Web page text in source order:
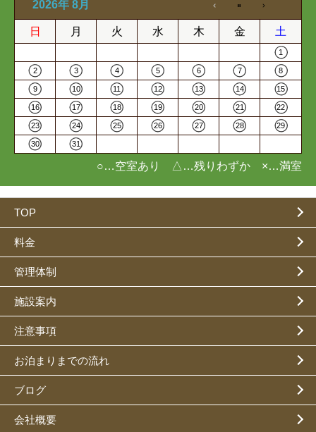
2026年 8月
日 月 火 水 木 金 土
1
2 3 4 5 6 7 8
9 10 11 12 13 14 15
16 17 18 19 20 21 22
23 24 25 26 27 28 29
30 31
○…空室あり △…残りわずか ×…満室
TOP
料金
管理体制
施設案内
注意事項
お泊まりまでの流れ
ブログ
会社概要